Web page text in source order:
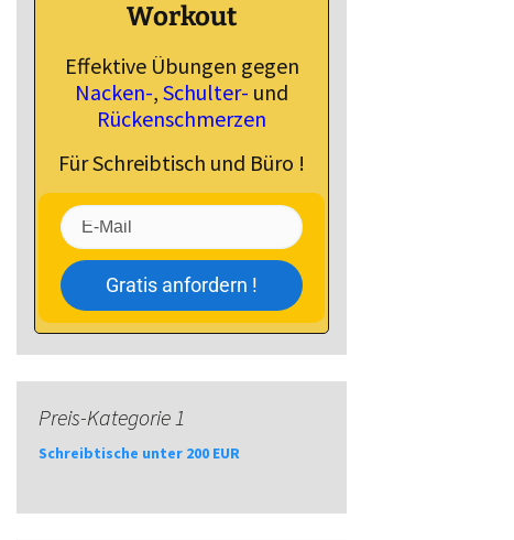
Workout
Effektive Übungen gegen
Nacken-, Schulter- und
Rückenschmerzen
Für Schreibtisch und Büro !
Gratis anfordern !
Preis-Kategorie 1
Schreibtische unter 200 EUR